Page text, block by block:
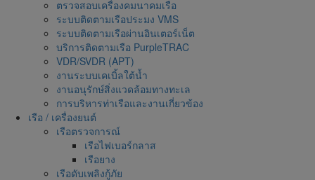
ตรวจสอบเครื่องคมนาคมเรือ
ระบบติดตามเรือประมง VMS
ระบบติดตามเรือผ่านอินเตอร์เน็ต
บริการติดตามเรือ PurpleTRAC
VDR/SVDR (APT)
งานระบบเคเบิ้ลใต้น้ำ
งานอนุรักษ์สิ่งแวดล้อมทางทะเล
การบริหารท่าเรือและงานเกี่ยวข้อง
เรือ / เครื่องยนต์
เรือตรวจการณ์
เรือไฟเบอร์กลาส
เรือยาง
เรือดับเพลิงกู้ภัย